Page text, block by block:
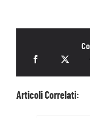
Articoli Correlati: